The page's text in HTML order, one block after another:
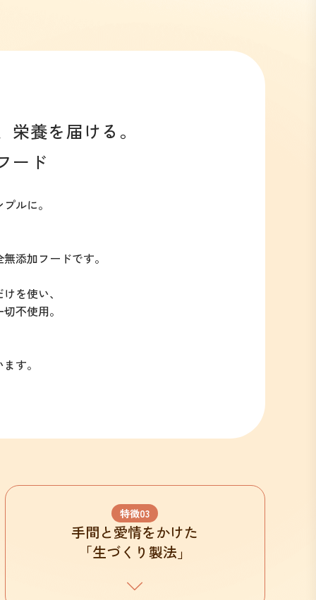
栄養を届ける。
ード
ルに。
添加フードです。
を使い、
不使用。
す。
特徴03
手間と愛情をかけた
「生づくり製法」